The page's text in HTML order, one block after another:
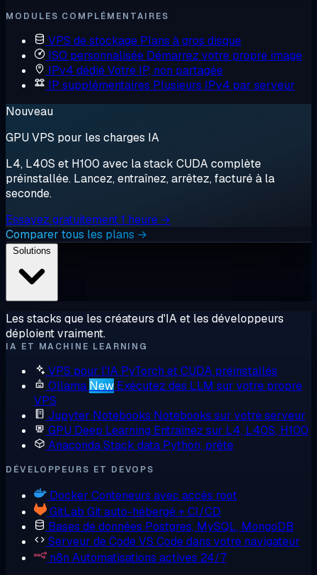
MODULES COMPLÉMENTAIRES
VPS de stockage Plans à gros disque
ISO personnalisée Démarrez votre propre image
IPv4 dédiéVotre IP, non partagée
IP supplémentaires Plusieurs IPv4 par serveur
Nouveau
GPU VPS pour les charges IA
L4, L40S et H100 avec la stack CUDA complète
préinstallée. Lancez, entraînez, arrêtez, facturé à la
seconde.
Essayez gratuitement 1 heure →
Comparer tous les plans →
Les stacks que les créateurs d'IA et les développeurs
déploient vraiment.
IA ET MACHINE LEARNING
VPS pour l'IA PyTorch et CUDA préinstallés
Ollama New Exécutez des LLM sur votre propre
VPS
Jupyter Notebooks Notebooks sur votre serveur
GPU Deep Learning Entraînez sur L4, L40S, H100
AnacondaStack data Python, prête
DÉVELOPPEURS ET DEVOPS
Docker Conteneurs avec accès root
GitLab Git auto-hébergé + CI/CD
Bases de données Postgres, MySQL, MongoDB
Serveur de CodeVS Code dans votre navigateur
n8n Automatisations actives 24/7